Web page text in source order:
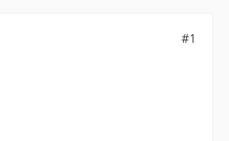
#1